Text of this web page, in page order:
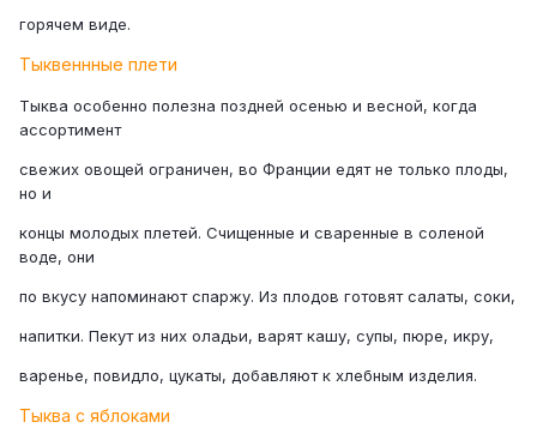
горячем виде.
Тыквеннные плети
Тыква особенно полезна поздней осенью и весной, когда
ассортимент
свежих овощей ограничен, во Франции едят не только плоды,
но и
концы молодых плетей. Счищенные и сваренные в соленой
воде, они
по вкусу напоминают спаржу. Из плодов готовят салаты, соки,
напитки. Пекут из них оладьи, варят кашу, супы, пюре, икру,
варенье, повидло, цукаты, добавляют к хлебным изделия.
Тыква с яблоками